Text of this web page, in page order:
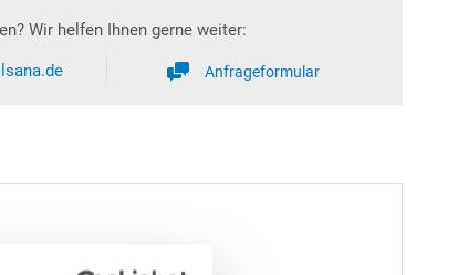
Wir helfen Ihnen gerne weiter:
Anfrageformular